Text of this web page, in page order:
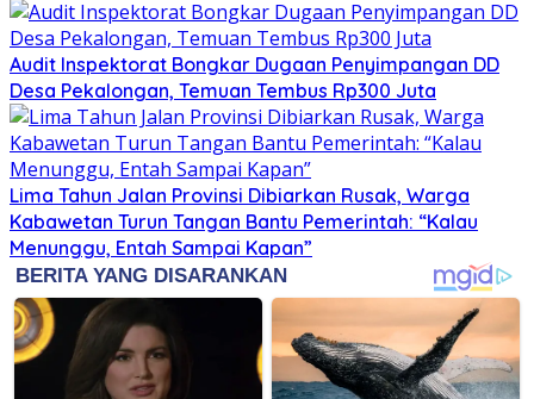
Audit Inspektorat Bongkar Dugaan Penyimpangan DD
Desa Pekalongan, Temuan Tembus Rp300 Juta
Lima Tahun Jalan Provinsi Dibiarkan Rusak, Warga
Kabawetan Turun Tangan Bantu Pemerintah: “Kalau
Menunggu, Entah Sampai Kapan”